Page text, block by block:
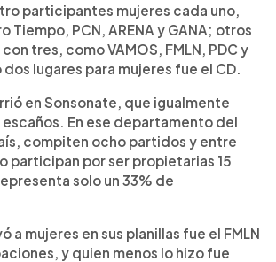
participantes mujeres cada uno,
Tiempo, PCN, ARENA y GANA; otros
tres, como VAMOS, FMLN, PDC y
lugares para mujeres fue el CD.
en Sonsonate, que igualmente
En ese departamento del
compiten ocho partidos y entre
participan por ser propietarias 15
solo un 33% de
a mujeres en sus planillas fue el FMLN
y quien menos lo hizo fue